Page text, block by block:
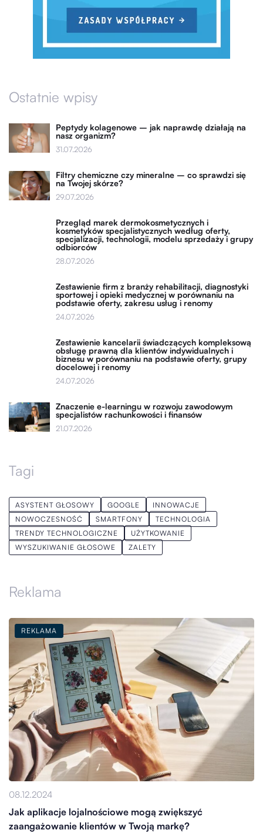
Ostatnie wpisy
Peptydy kolagenowe – jak naprawdę działają na
nasz organizm?
31.07.2026
Filtry chemiczne czy mineralne – co sprawdzi się
na Twojej skórze?
29.07.2026
Przegląd marek dermokosmetycznych i
kosmetyków specjalistycznych według oferty,
specjalizacji, technologii, modelu sprzedaży i grupy
odbiorców
28.07.2026
Zestawienie firm z branży rehabilitacji, diagnostyki
sportowej i opieki medycznej w porównaniu na
podstawie oferty, zakresu usług i renomy
24.07.2026
Zestawienie kancelarii świadczących kompleksową
obsługę prawną dla klientów indywidualnych i
biznesu w porównaniu na podstawie oferty, grupy
docelowej i renomy
24.07.2026
Znaczenie e-learningu w rozwoju zawodowym
specjalistów rachunkowości i finansów
21.07.2026
Tagi
ASYSTENT GŁOSOWY GOOGLE
INNOWACJE
NOWOCZESNOŚĆ
SMARTFONY
TECHNOLOGIA
TRENDY TECHNOLOGICZNE
UŻYTKOWANIE
WYSZUKIWANIE GŁOSOWE
ZALETY
Reklama
REKLAMA
08.12.2024
Jak aplikacje lojalnościowe mogą zwiększyć
zaangażowanie klientów w Twoją markę?